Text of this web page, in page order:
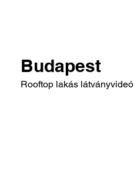
Budapest
Rooftop lakás látványvideó